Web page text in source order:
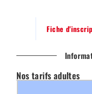
Fiche
Nos tarifs adultes